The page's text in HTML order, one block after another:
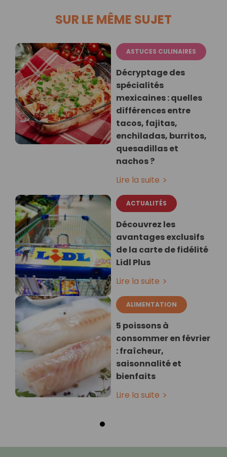
SUR LE MÊME SUJET
ASTUCES CULINAIRES
Décryptage des
spécialités
mexicaines : quelles
différences entre
tacos, fajitas,
enchiladas, burritos,
quesadillas et
nachos ?
Lire la suite
ACTUALITÉS
Découvrez les
avantages exclusifs
de la carte de fidélité
Lidl Plus
Lire la suite
ALIMENTATION
5 poissons à
consommer en février
: fraîcheur,
saisonnalité et
bienfaits
Lire la suite